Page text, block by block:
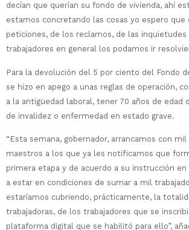
decían que querían su fondo de vivienda, ahí
estamos concretando las cosas yo espero que
peticiones, de los reclamos, de las
trabajadores en general los podamos ir
Para la devolución del 5 por ciento del Fondo
se hizo en apego a unas reglas de operación,
a la antigüedad laboral, tener 70 años de edad
de invalidez o enfermedad en estado grave.
“Esta semana, gobernador, arrancamos con
maestros a los que ya les notificamos que
primera etapa y de acuerdo a su instrucción en
a estar en condiciones de sumar a mil
estaríamos cubriendo, prácticamente, la
trabajadoras, de los trabajadores que se
plataforma digital que se habilitó para ello”,